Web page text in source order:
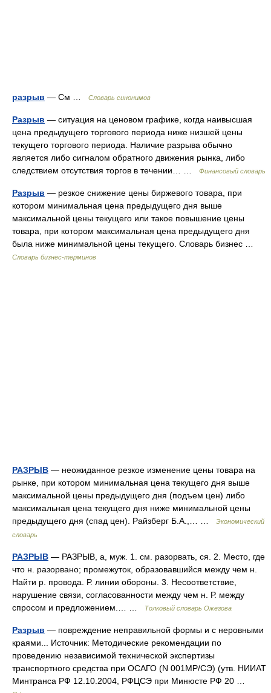
разрыв — См … Словарь синонимов
Разрыв — ситуация на ценовом графике, когда наивысшая
цена предыдущего торгового периода ниже низшей цены
текущего торгового периода. Наличие разрыва обычно
является либо сигналом обратного движения рынка, либо
следствием отсутствия торгов в течении… …
Финансовый словарь
Разрыв — резкое снижение цены биржевого товара, при
котором минимальная цена предыдущего дня выше
максимальной цены текущего или такое повышение цены
товара, при котором максимальная цена предыдущего дня
была ниже минимальной цены текущего. Словарь бизнес …
Словарь бизнес-терминов
РАЗРЫВ — неожиданное резкое изменение цены товара на
рынке, при котором минимальная цена текущего дня выше
максимальной цены предыдущего дня (подъем цен) либо
максимальная цена текущего дня ниже минимальной цены
предыдущего дня (спад цен). Райзберг Б.А.,… …
Экономический
словарь
РАЗРЫВ — РАЗРЫВ, а, муж. 1. см. разорвать, ся. 2. Место, где
что н. разорвано; промежуток, образовавшийся между чем н.
Найти р. провода. Р. линии обороны. 3. Несоответствие,
нарушение связи, согласованности между чем н. Р. между
спросом и предложением.… …
Толковый словарь Ожегова
Разрыв — повреждение неправильной формы и с неровными
краями... Источник: Методические рекомендации по
проведению независимой технической экспертизы
транспортного средства при ОСАГО (N 001МР/СЭ) (утв. НИИАТ
Минтранса РФ 12.10.2004, РФЦСЭ при Минюсте РФ 20 …